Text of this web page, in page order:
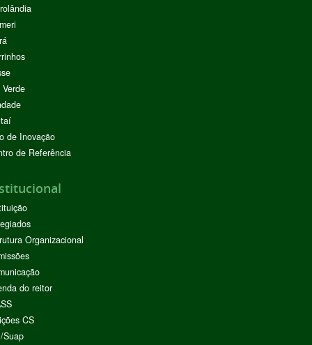
de Inovação
de Referência
Organizacional
do reitor
CS
Suap